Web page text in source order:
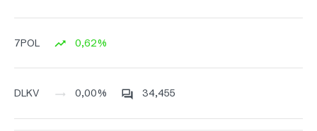
7POL 0,62%
DLKV 0,00% 34,455